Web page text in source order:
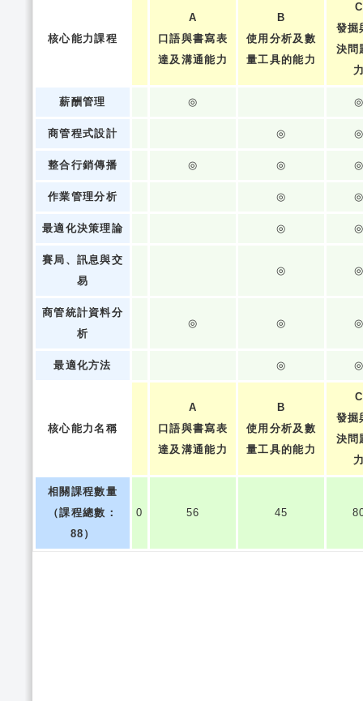
核心能力課程
A
口語與書寫表
達及溝通能力
B
使用分析及數
量工具的能力
C
發掘
決問
薪酬管理 ◎
商管程式設計 ◎
整合行銷傳播 ◎ ◎
作業管理分析 ◎
最適化決策理論 ◎
賽局、訊息與交
易
◎
商管統計資料分
析
◎ ◎
最適化方法 ◎
核心能力名稱
A
口語與書寫表
達及溝通能力
B
使用分析及數
量工具的能力
C
發掘
決問
相關課程數量
（課程總數：
88）
0 56 45